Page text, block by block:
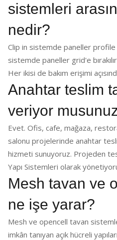
sistemleri
nedir?
Clip in sistemde paneller
sistemde paneller grid'e
Her ikisi de bakım erişimi
Anahtar teslim
veriyor
Evet. Ofis, cafe, mağaza,
salonu projelerinde anahtar
hizmeti sunuyoruz. Projeden
Yapı Sistemleri olarak
Mesh tavan ve
ne işe yarar?
Mesh ve opencell tavan
imkân tanıyan açık hücreli